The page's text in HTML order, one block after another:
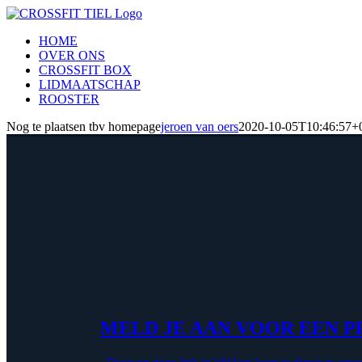
Ga
inhoudHOME
OVER ONS
CROSSFIT BOX
LIDMAATSCHAP
ROOSTER
Nog te plaatsen tbv homepagejeroen van oers2020-10-
MELD JE AAN VOOR EEN